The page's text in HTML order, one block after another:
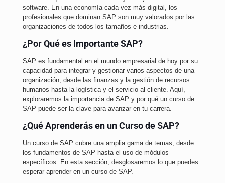
software. En una economía cada vez más digital, los
profesionales que dominan SAP son muy valorados por las
organizaciones de todos los tamaños e industrias.
¿Por Qué es Importante SAP?
SAP es fundamental en el mundo empresarial de hoy por su
capacidad para integrar y gestionar varios aspectos de una
organización, desde las finanzas y la gestión de recursos
humanos hasta la logística y el servicio al cliente. Aquí,
exploraremos la importancia de SAP y por qué un curso de
SAP puede ser la clave para avanzar en tu carrera.
¿Qué Aprenderás en un Curso de SAP?
Un curso de SAP cubre una amplia gama de temas, desde
los fundamentos de SAP hasta el uso de módulos
específicos. En esta sección, desglosaremos lo que puedes
esperar aprender en un curso de SAP.